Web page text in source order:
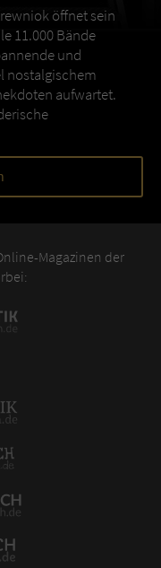
öffnet sein
11.000 Bände
und
nostalgischem
aufwartet.
Magazinen der